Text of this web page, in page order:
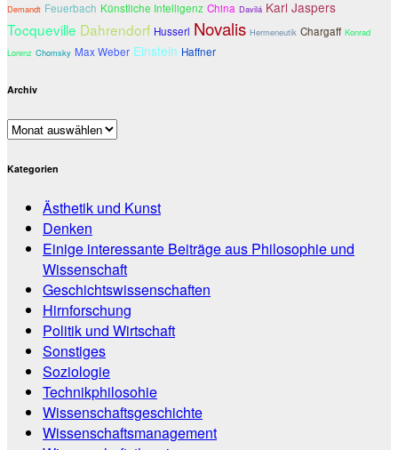
Demandt Feuerbach Künstliche Intelligenz China Davilá Karl Jaspers
Tocqueville Dahrendorf Husserl Novalis Hermeneutik Chargaff Konrad
Lorenz Chomsky Max Weber Einstein Haffner
Archiv
Archiv
Kategorien
Ästhetik und Kunst
Denken
Einige interessante Beiträge aus Philosophie und
Wissenschaft
Geschichtswissenschaften
Hirnforschung
Politik und Wirtschaft
Sonstiges
Soziologie
Technikphilosohie
Wissenschaftsgeschichte
Wissenschaftsmanagement